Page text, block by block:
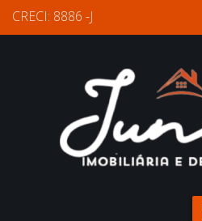
CRECI: 8886 -J